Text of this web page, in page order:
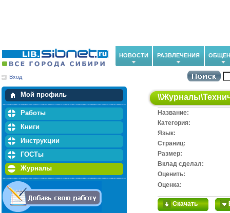
НОВОСТИ РАЗВЛЕЧЕНИЯ
Вход
Мой профиль
Мои закладки
Работы
Книги
Инструкции
ГОСТы
Журналы
\\Журналы\
Название:
Категория:
Язык:
Cтраниц:
Размер:
Вклад сделал:
Оценить:
Оценка:
Скачать